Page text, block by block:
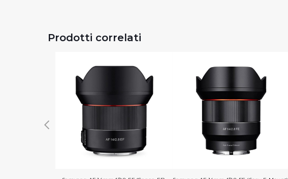
Prodotti correlati